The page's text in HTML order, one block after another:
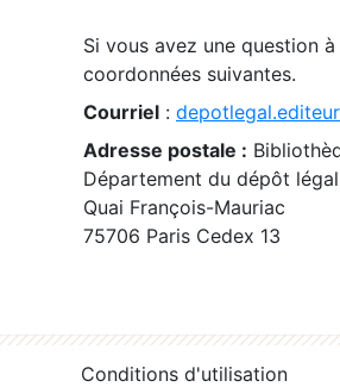
Si vous avez une question
coordonnées suivantes.
Courriel :
Adresse postale :
Département du dépôt
Quai François-Mauriac
75706 Paris Cedex 13
Conditions d'utilisation